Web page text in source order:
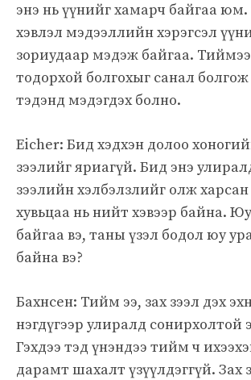
энэ нь үүнийг хамарч байгаа юм.
хэвлэл мэдээллийн хэрэгсэл
зориудаар мэдэж байгаа.
тодорхой болгохыг санал
тэдэнд мэдэгдэх болно.
Eicher: Бид хэдхэн долоо
зээлийг яриагүй. Бид энэ
зээлийн хэлбэлзлийг олж
хувьцаа нь нийт хэвээр байна.
байгаа вэ, таны үзэл бодол юу
байна вэ?
Бахнсен: Тийм ээ, зах зээл дэх
нэгдүгээр улиралд сонирхолтой
Гэхдээ тэд үнэндээ тийм ч
дарамт шахалт үзүүлдэггүй. Зах